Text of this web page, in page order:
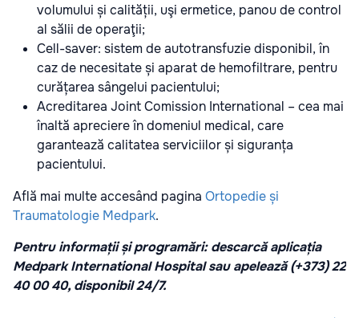
volumului și calității, uşi ermetice, panou de control
al sălii de operaţii;
Cell-saver: sistem de autotransfuzie disponibil, în
caz de necesitate și aparat de hemofiltrare, pentru
curățarea sângelui pacientului;
Acreditarea Joint Comission International – cea mai
înaltă apreciere în domeniul medical, care
garantează calitatea serviciilor și siguranța
pacientului.
Află mai multe accesând pagina Ortopedie și
Traumatologie Medpark.
Pentru informații și programări: descarcă aplicația
Medpark International Hospital sau apelează (+373) 22
40 00 40, disponibil 24/7.